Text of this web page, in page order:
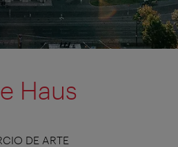
Haus
DE ARTE